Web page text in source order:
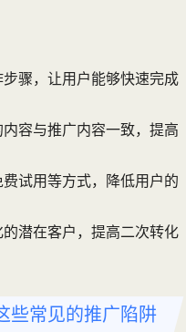
步骤，让用户能够快速完成
容与推广内容一致，提高
试用等方式，降低用户的
的潜在客户，提高二次转化
些常见的推广陷阱